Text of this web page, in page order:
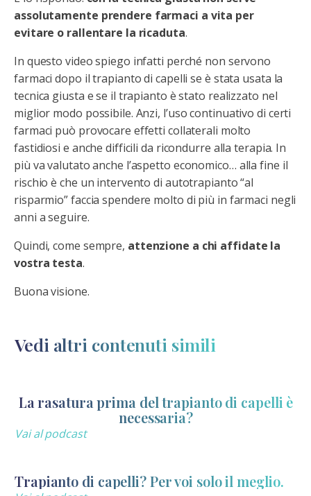
assolutamente prendere farmaci a vita per
evitare o rallentare la ricaduta.
In questo video spiego infatti perché non servono
farmaci dopo il trapianto di capelli se è stata usata la
tecnica giusta e se il trapianto è stato realizzato nel
miglior modo possibile. Anzi, l’uso continuativo di certi
farmaci può provocare effetti collaterali molto
fastidiosi e anche difficili da ricondurre alla terapia. In
più va valutato anche l’aspetto economico… alla fine il
rischio è che un intervento di autotrapianto “al
risparmio” faccia spendere molto di più in farmaci negli
anni a seguire.
Quindi, come sempre, attenzione a chi affidate la
vostra testa.
Buona visione.
Vedi altri contenuti simili
La rasatura prima del trapianto di capelli è
necessaria?
Vai al podcast
Trapianto di capelli? Per voi solo il meglio.